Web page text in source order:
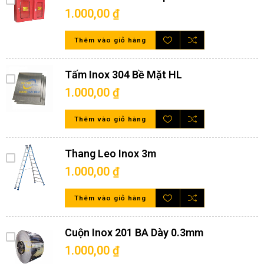
1.000,00 ₫
Thêm vào giỏ hàng
Tấm Inox 304 Bề Mặt HL
1.000,00 ₫
Thêm vào giỏ hàng
Thang Leo Inox 3m
1.000,00 ₫
Thêm vào giỏ hàng
Cuộn Inox 201 BA Dày 0.3mm
1.000,00 ₫